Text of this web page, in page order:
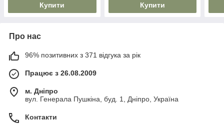
Купити Купити
Про нас
96% позитивних з 371 відгука за рік
Працює з 26.08.2009
м. Дніпро
вул. Генерала Пушкіна, буд. 1, Дніпро, Україна
Контакти